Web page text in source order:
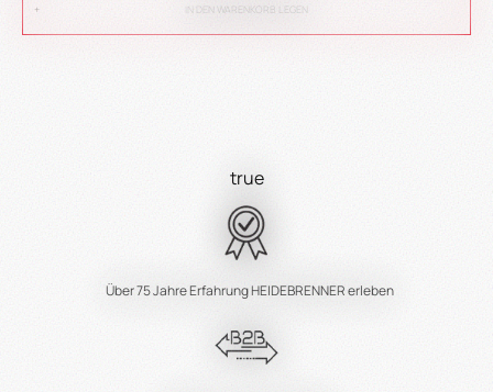
IN DEN WARENKORB LEGEN
Über 75 Jahre Erfahrung HEIDEBRENNER erleben
true